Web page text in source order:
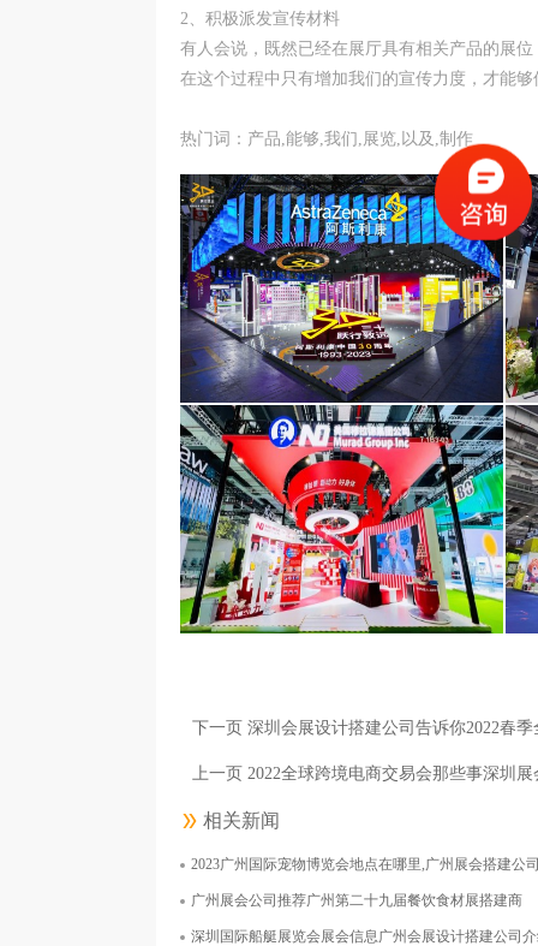
2、积极派发宣传材料
有人会说，既然已经在展厅具有相关产品的展
在这个过程中只有增加我们的宣传力度，才能
热门词：产品,能够,我们,展览,以及,制作
阿斯利康医药（上海）有限公司
上海诺鼎生物科技有限公司
下一页 深圳会展设计搭建公司告诉你2022春
上一页 2022全球跨境电商交易会那些事深圳
相关新闻
2023广州国际宠物博览会地点在哪里,广州展会搭建公
广州展会公司推荐广州第二十九届餐饮食材展搭建商
深圳国际船艇展览会展会信息广州会展设计搭建公司